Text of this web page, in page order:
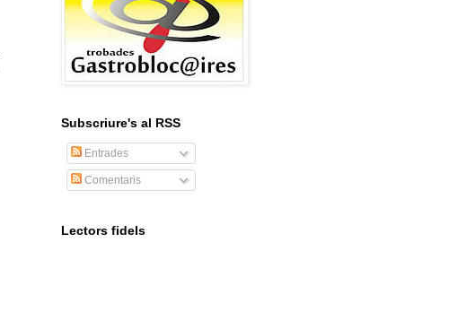
Subscriure's al RSS
Entrades
Comentaris
Lectors fidels